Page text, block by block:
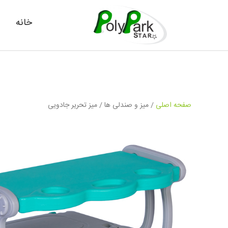
خانه
صفحه اصلی /میز و صندلی ها/ میز تحریر جادویی